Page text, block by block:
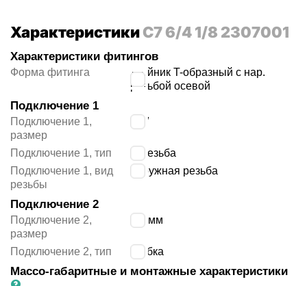
ХарактеристикиC7 6/4 1/8 2307001
Характеристики фитингов
Форма фитинга
тройник T-образный с нар.
резьбой осевой
Подключение 1
Подключение 1,
размер
1/8″
Подключение 1, тип
R резьба
Подключение 1, вид
резьбы
наружная резьба
Подключение 2
Подключение 2,
размер
6/4 мм
Подключение 2, тип трубка
Массо-габаритные и монтажные характеристики